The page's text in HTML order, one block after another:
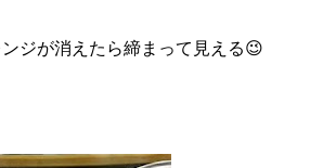
ジが消えたら締まって見える😉